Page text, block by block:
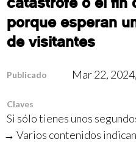
porque esperan
de visitantes
Publicado Mar 22,
Claves
Si sólo tienes unos
Varios contenidos